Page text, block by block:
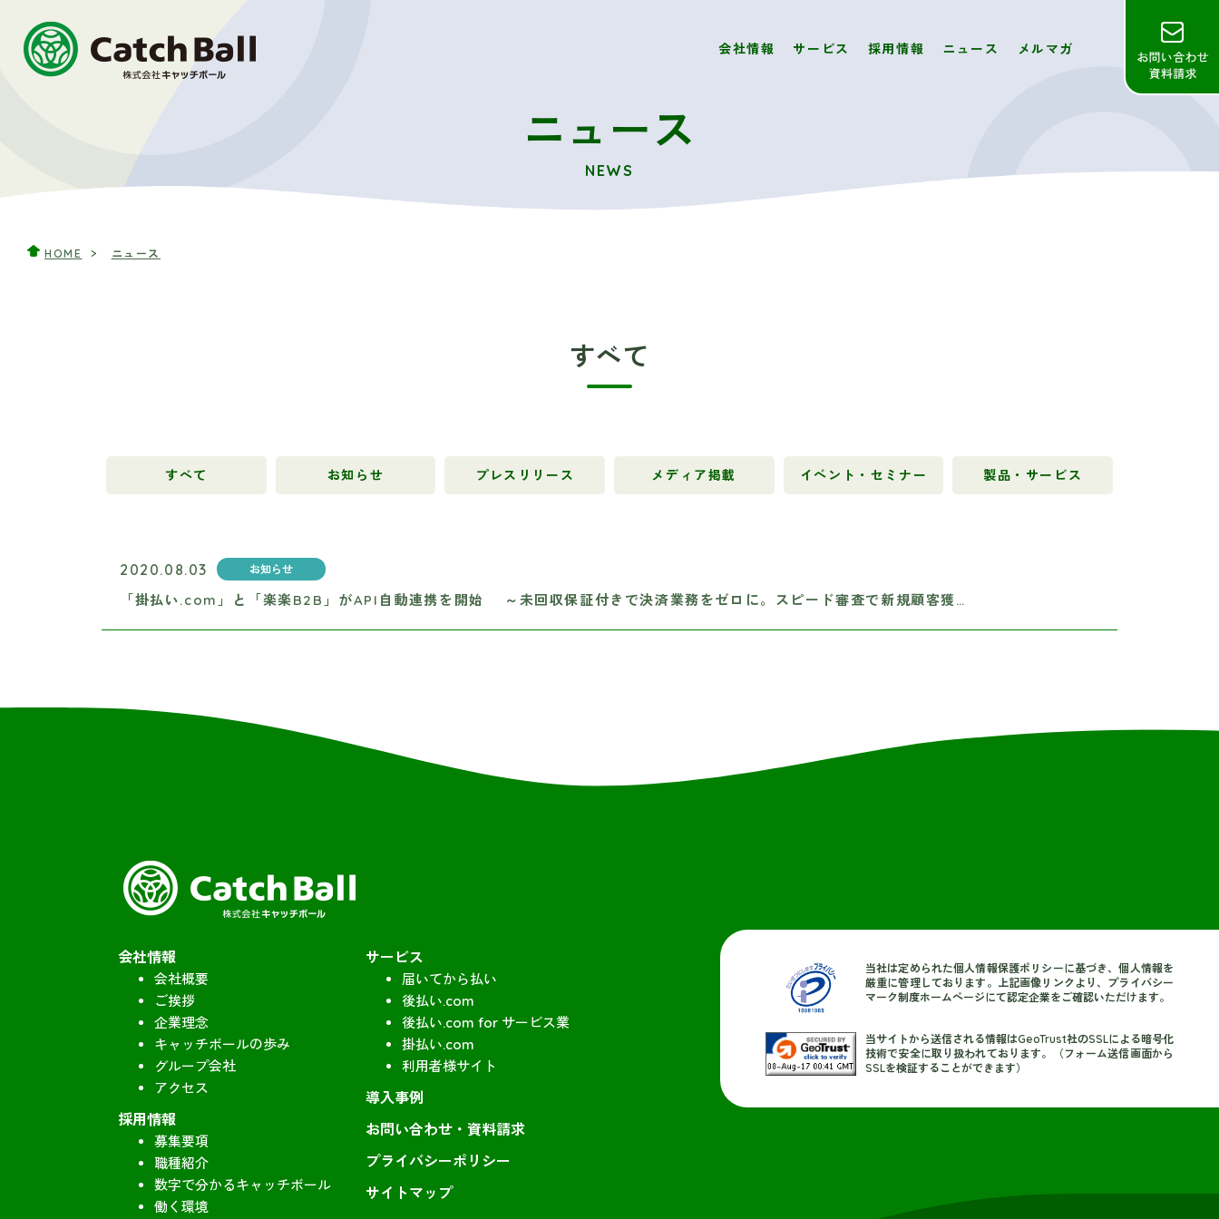
会社情報 サービス 採用情報 ニュース メルマガ
ニュース
NEWS
HOME ニュース
すべて
すべて お知らせ プレスリリース メディア掲載 イベント・セミナー 製品・サービス
2020.08.03 お知らせ
「掛払い.com」と「楽楽B2B」がAPI自動連携を開始 ～未回収保証付きで決済業務をゼロに。スピード審査で新規顧客獲…
会社情報
会社概要
ご挨拶
企業理念
キャッチボールの歩み
グループ会社
アクセス
採用情報
募集要項
職種紹介
数字で分かるキャッチボール
働く環境
サービス
届いてから払い
後払い.com
後払い.com for サービス業
掛払い.com
利用者様サイト
導入事例
お問い合わせ・資料請求
プライバシーポリシー
サイトマップ
当社は定められた個人情報保護ポリシーに基づき、個人情報を
厳重に管理しております。上記画像リンクより、プライバシー
マーク制度ホームページにて認定企業をご確認いただけます。
当サイトから送信される情報はGeoTrust社のSSLによる暗号化
技術で安全に取り扱われております。（フォーム送信画面から
SSLを検証することができます）